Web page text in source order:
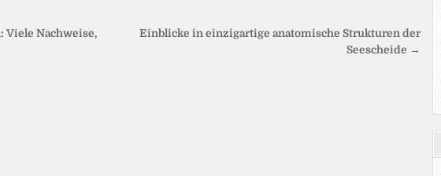
Einblicke in einzigartige anatomische Strukturen der
Seescheide →
Nachweise,